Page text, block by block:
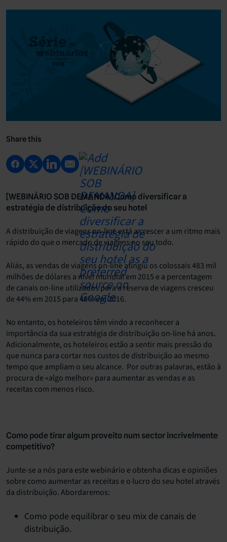
Share this
[WEBINÁRIO SOB DEMANDA] Como diversificar a
estratégia de distribuição do seu hotel
A distribuição de viagens on-line está a crescer a um ritmo mais
rápido do que o mercado de viagens no seu todo.
Aliás, as vendas de viagens on-line atingiu os colossais 483 mil
milhões de dólares a nível mundial em 2015 e a percentagem
de canais on-line utilizados para a reserva de viagens cresceu
de 44% em 2015 para 46% em 2016.
No entanto, os hoteleiros têm vindo a reconhecer a
importância da sua estratégia de distribuição on-line há anos.
Adicionalmente, os hoteleiros estão a sentir mais pressão do
que nunca para cortar nos custos de distribuição ao mesmo
tempo que ampliam o seu alcance. Por outras palavras, estão à
procura de «algo melhor» para aumentar as vendas e as
receitas com menos risco.
Como pode tirar algum proveito num sector incrivelmente
competitivo?
Junte-se a nós para este webinário e obtenha dicas e opiniões
sobre como aumentar as receitas e o lucro do seu hotel através
da distribuição. Abordaremos:
Como pode equilibrar o seu mix de canais de
distribuição.